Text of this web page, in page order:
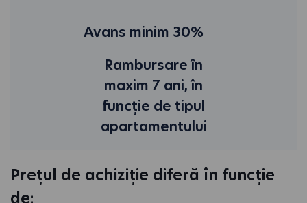
Avans minim 30%
Rambursare în
maxim 7 ani, în
funcție de tipul
apartamentului
Prețul de achiziție diferă în funcție
de: